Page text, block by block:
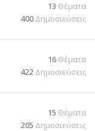
13 Θέματα
400 Δημοσιεύσεις
16 Θέματα
422 Δημοσιεύσεις
15 Θέματα
205 Δημοσιεύσεις